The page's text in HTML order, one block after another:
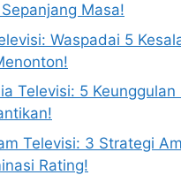
Masa!
Waspadai 5
Televisi: 5 Keunggulan
Televisi: 3 Strategi
Rating!